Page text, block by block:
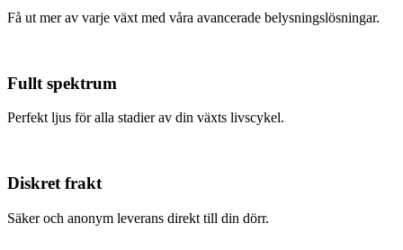
Få ut mer av varje växt med våra avancerade belysningslösningar.
Fullt spektrum
Perfekt ljus för alla stadier av din växts livscykel.
Diskret frakt
Säker och anonym leverans direkt till din dörr.